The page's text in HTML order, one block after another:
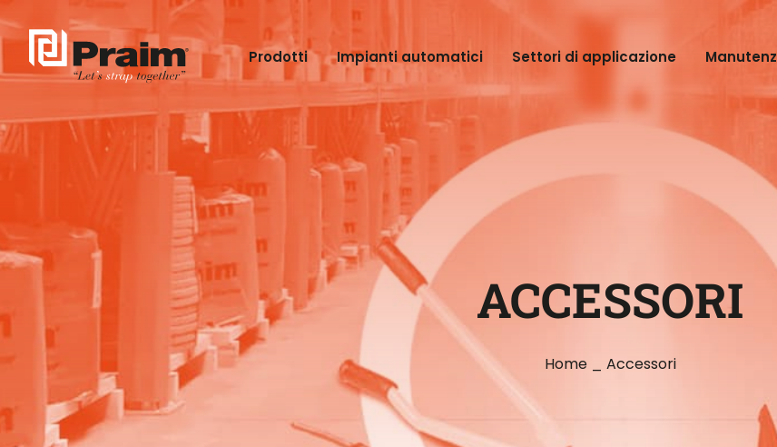
Prodotti Impianti automatici Settori di applicazione
ACCESSORI
Home_ Accessori